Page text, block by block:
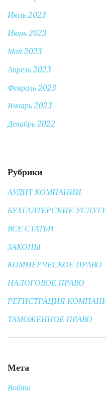
Июль 2023
Июнь 2023
Май 2023
Апрель 2023
Февраль 2023
Январь 2023
Декабрь 2022
Рубрики
АУДИТ КОМПАНИИ
БУХГАЛТЕРСКИЕ
ВСЕ СТАТЬИ
ЗАКОНЫ
КОММЕРЧЕСКОЕ ПРАВО
НАЛОГОВОЕ ПРАВО
РЕГИСТРАЦИЯ
ТАМОЖЕННОЕ ПРАВО
Мета
Войти